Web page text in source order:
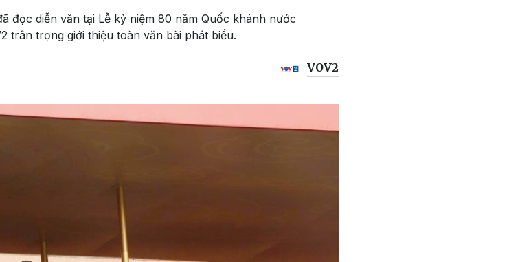
đọc diễn văn tại Lễ kỷ niệm 80 năm Quốc khánh nước
trân trọng giới thiệu toàn văn bài phát biểu.
VOV2